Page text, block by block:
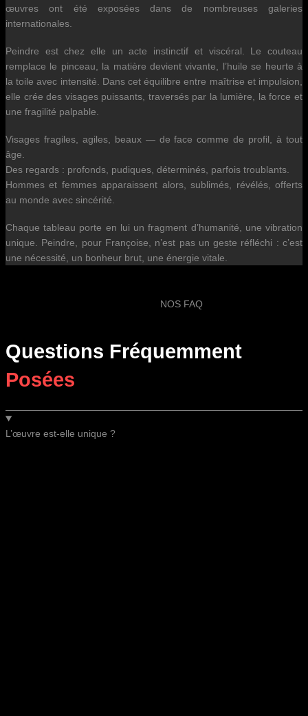
œuvres ont été exposées dans de nombreuses galeries
internationales.
Peindre est chez elle un acte instinctif et viscéral. Le couteau
remplace le pinceau, la matière devient vivante, l’huile se heurte à
la toile avec intensité. Dans cet équilibre entre maîtrise et impulsion,
elle crée des visages puissants, traversés par la lumière, la force et
une fragilité palpable.
Visages fragiles, agiles, beaux — de face comme de profil, à tout
âge.
Des regards : profonds, pudiques, déterminés, parfois troublants.
Hommes et femmes apparaissent alors, sublimés, révélés, offerts
au monde avec sincérité.
Chaque tableau porte en lui un fragment d’humanité, une vibration
unique. Peindre, pour Françoise, n’est pas un geste réfléchi : c’est
une nécessité, un bonheur brut, une énergie vitale.
NOS FAQ
Questions Fréquemment
Posées
L’œuvre est-elle unique ?